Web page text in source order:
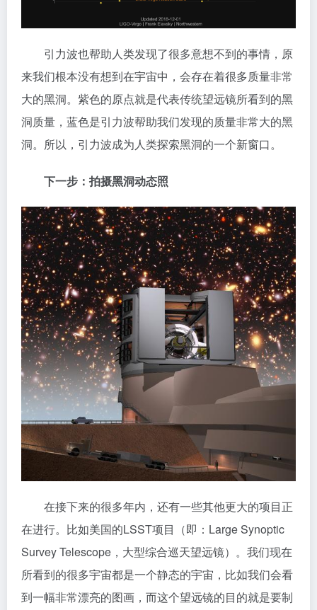
引力波也帮助人类发现了很多意想不到的事情，原
来我们根本没有想到在宇宙中，会存在着很多质量非常
大的黑洞。紫色的原点就是代表传统望远镜所看到的黑
洞质量，蓝色是引力波帮助我们发现的质量非常大的黑
洞。所以，引力波成为人类探索黑洞的一个新窗口。
下一步：拍摄黑洞动态照
在接下来的很多年内，还有一些其他更大的项目正
在进行。比如美国的LSST项目（即：Large Synoptic
Survey Telescope，大型综合巡天望远镜）。我们现在
所看到的很多宇宙都是一个静态的宇宙，比如我们会看
到一幅非常漂亮的图画，而这个望远镜的目的就是要制